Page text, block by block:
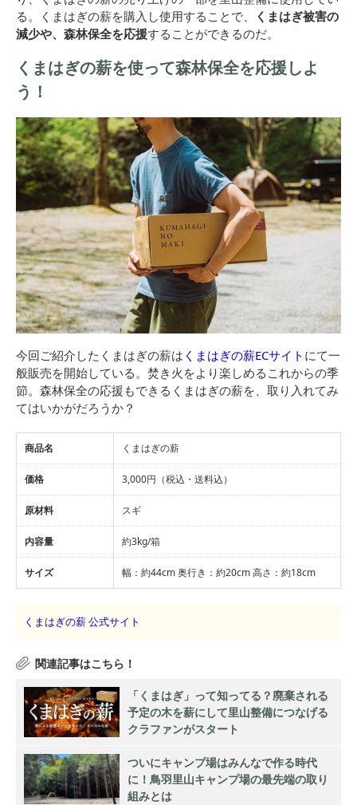
る。くまはぎの薪を購入し使用することで、
くまはぎ被害の
減少や、森林保全を応援することができるのだ。
くまはぎの薪を使って森林保全を応援しよ
う！
今回ご紹介したくまはぎの薪は くまはぎの薪ECサイト にて一
般販売を開始している。焚き火をより楽しめるこれからの季
節。森林保全の応援もできるくまはぎの薪を、取り入れてみ
てはいかがだろうか？
商品名 くまはぎの薪
価格 3,000円（税込・送料込）
原材料 スギ
内容量 約3kg/箱
サイズ 幅：約44cm 奥行き：約20cm 高さ：約18cm
くまはぎの薪 公式サイト
「くまはぎ」って知ってる？廃棄される
予定の木を薪にして里山整備につなげる
クラファンがスタート
ついにキャンプ場はみんなで作る時代
に！鳥羽里山キャンプ場の最先端の取り
組みとは